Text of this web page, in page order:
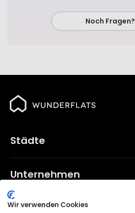
Noch Fragen?
Städte
Unternehmen
Social Media
Wir verwenden Cookies